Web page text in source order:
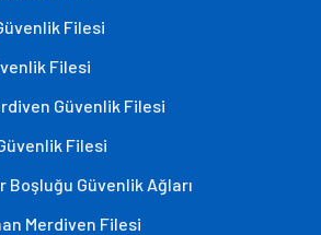
Filesi
Filesi
Güvenlik Filesi
Filesi
Güvenlik Ağları
Merdiven Filesi